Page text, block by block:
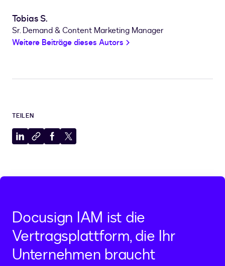
Tobias S.
Sr. Demand & Content Marketing Manager
Weitere Beiträge dieses Autors
TEILEN
Auf In
Auf Auf
Docusign IAM ist die
Vertragsplattform, die Ihr
Unternehmen braucht